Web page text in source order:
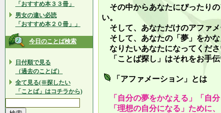
「おすすめ本３３冊」
男女の違い必読
「おすすめ本２０冊」」
今日のことば検索
日付順で見る
（過去のことば）
全て見る(※探したい
「ことば」はコチラから)
その中からあなたにぴったり
い。
そして、あなただけのアファ
そして、あなたの「夢」をか
なりたいあなたになってくだ
「ことば探し」はそれをお手
「アファメーション」とは
「自分の夢をかなえる」「自
「理想の自分になる」ために